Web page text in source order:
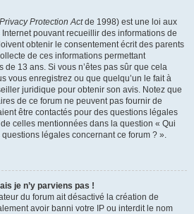
Protection Actde 1998) est une loi aux
pouvant recueillir des informations de
obtenir le consentement écrit des parents
de ces informations permettant
de 13 ans. Si vous n’êtes pas sûr que cela
vous enregistrez ou que quelqu’un le fait à
juridique pour obtenir son avis. Notez que
de ce forum ne peuvent pas fournir de
être contactés pour des questions légales
celles mentionnées dans la question « Qui
légales concernant ce forum ? ».
je n’y parviens pas !
du forum ait désactivé la création de
avoir banni votre IP ou interdit le nom